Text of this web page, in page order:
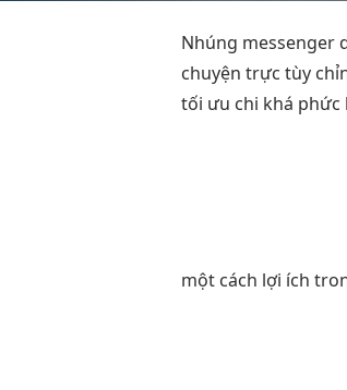
Nhúng messenger
chuyện trựctùy
tối ưu chi khá phức
một cách lợi ích